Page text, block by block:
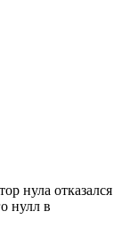
нула отказался
нулл в